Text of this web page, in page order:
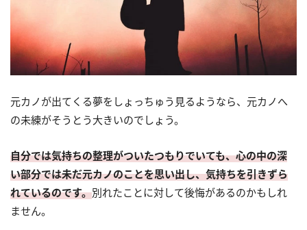
元カノが出てくる夢をしょっちゅう見るようなら、元カノへ
の未練がそうとう大きいのでしょう。
自分では気持ちの整理がついたつもりでいても、心の中の深
い部分では未だ元カノのことを思い出し、気持ちを引きずら
れているのです。別れたことに対して後悔があるのかもしれ
ません。